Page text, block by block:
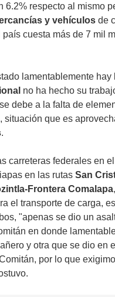
6.2% respecto al mismo
y vehículos de
país cuesta más de 7 mil
lamentablemente hay
no ha hecho su
se debe a la falta de
situación que es
.
carreteras federales en
en las rutas San
Frontera Comalapa
el transporte de carga,
"apenas se dio un
en donde
y otra que se dio en
por lo que